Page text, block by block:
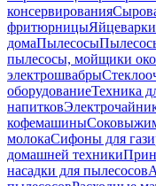
консервирования
фритюрницыЯйцеварки
домаПылесосы
пылесосы, мойщики
электрошвабры
оборудованиеТехника
напитков
кофемашины
молокаСифоны для
домашней техники
насадки для пылесосов